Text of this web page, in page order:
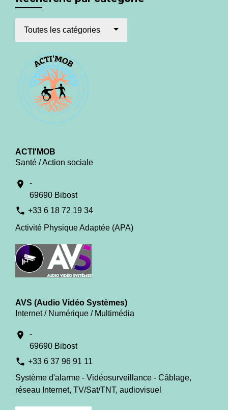
Toutes les catégories
ACTI'MOB
Santé / Action sociale
location_on
-
69690 Bibost
phone +33 6 18 72 19 34
Activité Physique Adaptée (APA)
AVS (Audio Vidéo Systèmes)
Internet / Numérique / Multimédia
location_on
-
69690 Bibost
phone +33 6 37 96 91 11
Système d'alarme - Vidéosurveillance - Câblage,
réseau Internet, TV/Sat/TNT, audiovisuel